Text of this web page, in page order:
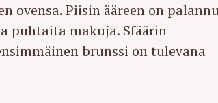
ovensa. Piisin ääreen on
puhtaita makuja. Sfäärin
brunssi on tulevana